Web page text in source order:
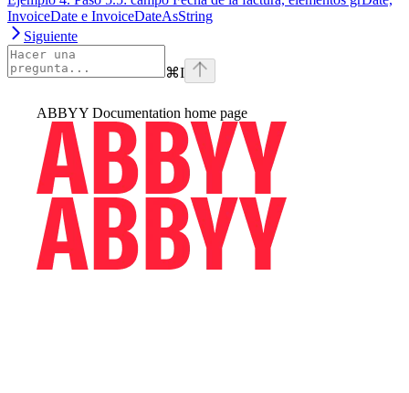
InvoiceDate e InvoiceDateAsString
Siguiente
⌘I
ABBYY Documentation home page